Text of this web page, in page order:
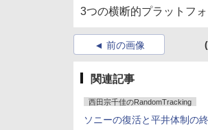
3つの横断的プラットフ
前の画像
関連記事
西田宗千佳のRandomTracking
ソニーの復活と平井体制の